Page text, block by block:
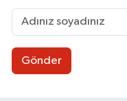
Gönder